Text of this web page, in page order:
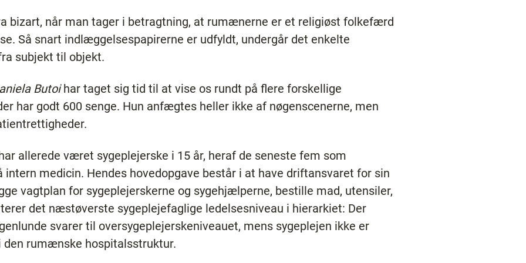
bizart, når man tager i betragtning, at rumænerne er et religiøst folkefærd
Så snart indlæggelsespapirerne er udfyldt, undergår det enkelte
subjekt til objekt.
Butoihar taget sig tid til at vise os rundt på flere forskellige
har godt 600 senge. Hun anfægtes heller ikke af nøgenscenerne, men
allerede været sygeplejerske i 15 år, heraf de seneste fem som
intern medicin. Hendes hovedopgave består i at have driftansvaret for sin
vagtplan for sygeplejerskerne og sygehjælperne, bestille mad, utensiler,
det næstøverste sygeplejefaglige ledelsesniveau i hierarkiet: Der
svarer til oversygeplejerskeniveauet, mens sygeplejen ikke er
rumænske hospitalsstruktur.